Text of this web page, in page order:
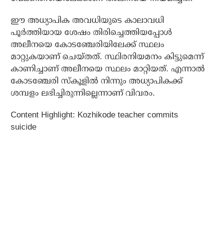
ഈ അധ്യാപിക അവധിയുടെ കാലാവധി
പൂര്‍ത്തിയായ ശേഷം തിരിച്ചെത്തിയപ്പോള്‍
അലീനയെ കോടഞ്ചേരിയിലേക്ക് സ്ഥലം
മാറ്റുകയാണ് ചെയ്തത്. സ്ഥിരനിയമനം കിട്ടുമെന്ന്
കാണിച്ചാണ് അലീനയെ സ്ഥലം മാറ്റിയത്. എന്നാല്‍
കോടഞ്ചേരി സ്‌കൂളില്‍ നിന്നും അധ്യാപികക്ക്
ശമ്പളം ലഭിച്ചിരുന്നില്ലെന്നാണ് വിവരം.
Content Highlight: Kozhikode teacher commits
suicide